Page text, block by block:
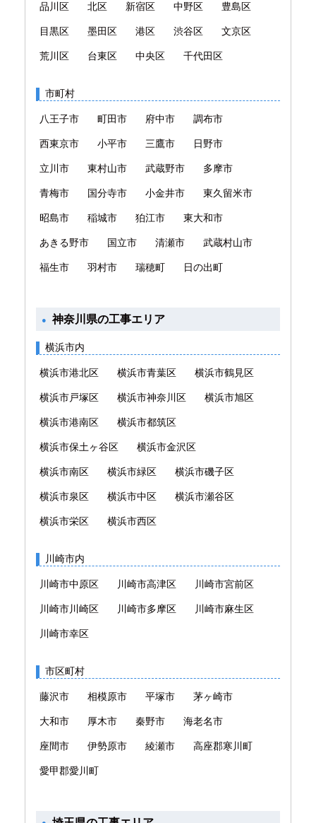
品川区 北区 新宿区 中野区 豊島区
目黒区 墨田区 港区 渋谷区 文京区
荒川区 台東区 中央区 千代田区
市町村
八王子市 町田市 府中市 調布市
西東京市 小平市 三鷹市 日野市
立川市 東村山市 武蔵野市 多摩市
青梅市 国分寺市 小金井市 東久留米市
昭島市 稲城市 狛江市 東大和市
あきる野市 国立市 清瀬市 武蔵村山市
福生市 羽村市 瑞穂町 日の出町
神奈川県の工事エリア
横浜市内
横浜市港北区 横浜市青葉区 横浜市鶴見区
横浜市戸塚区 横浜市神奈川区 横浜市旭区
横浜市港南区 横浜市都筑区
横浜市保土ヶ谷区 横浜市金沢区
横浜市南区 横浜市緑区 横浜市磯子区
横浜市泉区 横浜市中区 横浜市瀬谷区
横浜市栄区 横浜市西区
川崎市内
川崎市中原区 川崎市高津区 川崎市宮前区
川崎市川崎区 川崎市多摩区 川崎市麻生区
川崎市幸区
市区町村
藤沢市 相模原市 平塚市 茅ヶ崎市
大和市 厚木市 秦野市 海老名市
座間市 伊勢原市 綾瀬市 高座郡寒川町
愛甲郡愛川町